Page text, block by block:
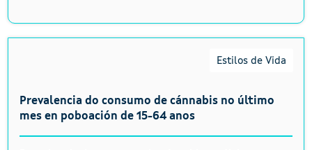
Estilos de Vida
Prevalencia do consumo de cánnabis no último
mes en poboación de 15-64 anos